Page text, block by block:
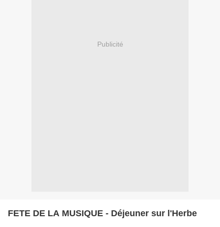
Publicité
FETE DE LA MUSIQUE - Déjeuner sur l'Herbe